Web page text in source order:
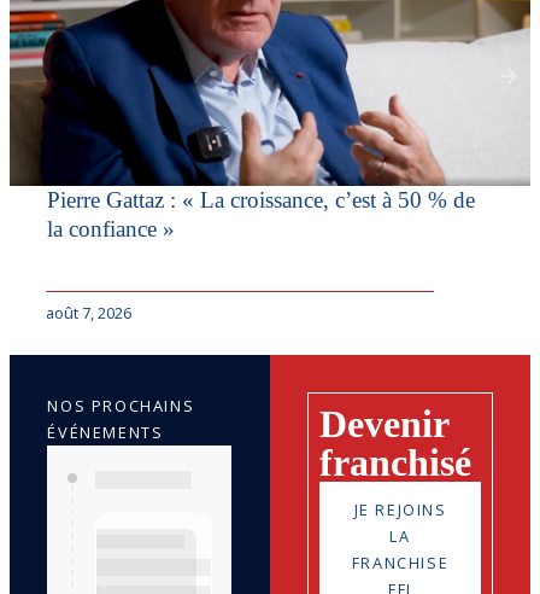
Pierre Gattaz : « La croissance, c’est à 50 % de
la confiance »
août 7, 2026
Devenir
franchisé
JE REJOINS
LA
FRANCHISE
FFI
NOS PROCHAINS
ÉVÉNEMENTS